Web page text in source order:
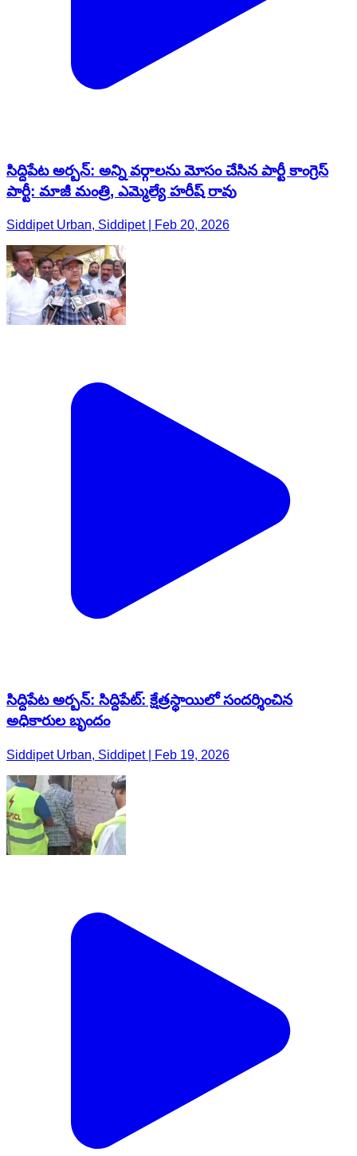
సిద్దిపేట అర్బన్: అన్ని వర్గాలను మోసం చేసిన పార్టీ కాంగ్రెస్
పార్టీ: మాజీ మంత్రి, ఎమ్మెల్యే హరీష్ రావు
Siddipet Urban, Siddipet | Feb 20, 2026
సిద్దిపేట అర్బన్: సిద్దిపేట్: క్షేత్రస్థాయిలో సందర్శించిన
అధికారుల బృందం
Siddipet Urban, Siddipet | Feb 19, 2026